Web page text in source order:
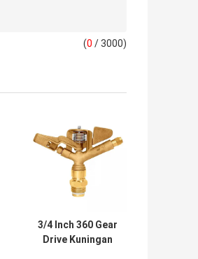
(0 / 3000)
3/4 Inch 360 Gear
Drive Kuningan